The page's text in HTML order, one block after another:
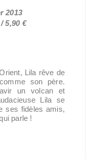
2013
5,90 €
Lila rêve de
son père.
un volcan et
Lila se
ses fidèles amis,
parle !